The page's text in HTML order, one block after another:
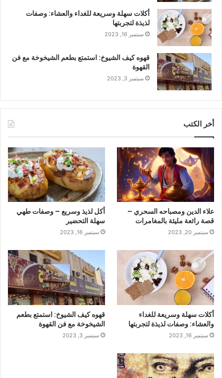
أكلات سهلة وسريعة للغداء والعشاء: وصفات
لذيذة لتجربتها
سبتمبر 16, 2023
قهوه كيف الشيوخ: استمتع بطعم الشيخوخة مع فن
القهوة
سبتمبر 3, 2023
أخر الكتب
علاء الدين ومصباحه السحري –
قصة رائعة مليئة بالمغامرات
سبتمبر 20, 2023
أكل لذيذ وسريع – وصفات طهي
سهلة التحضير
سبتمبر 16, 2023
أكلات سهلة وسريعة للغداء
والعشاء: وصفات لذيذة لتجربتها
سبتمبر 16, 2023
قهوه كيف الشيوخ: استمتع بطعم
الشيخوخة مع فن القهوة
سبتمبر 3, 2023